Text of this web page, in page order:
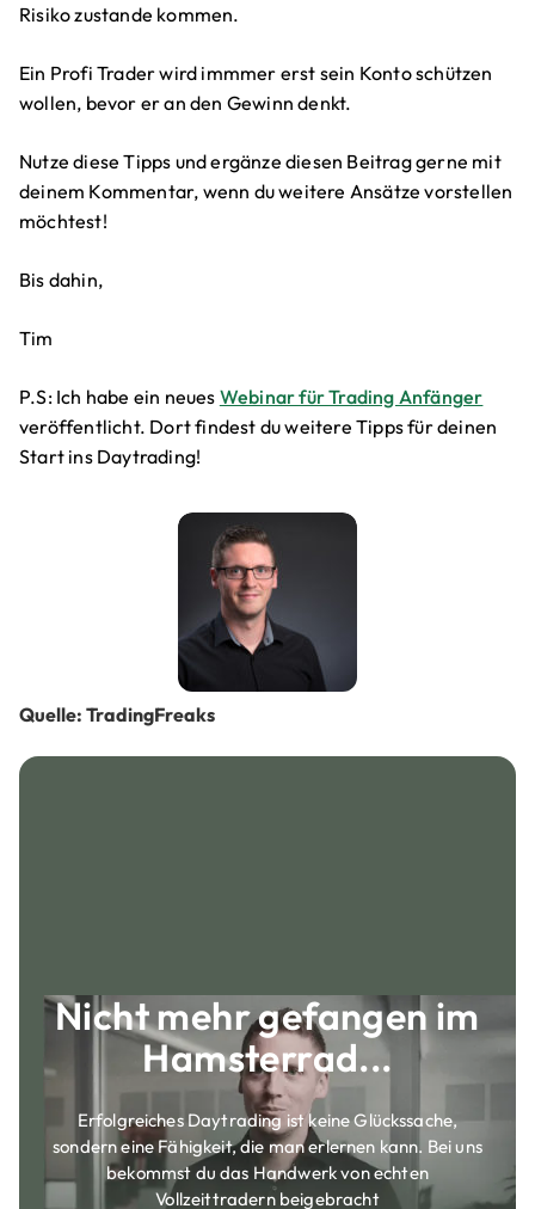
Risiko zustande kommen.
Ein Profi Trader wird immmer erst sein Konto schützen
wollen, bevor er an den Gewinn denkt.
Nutze diese Tipps und ergänze diesen Beitrag gerne mit
deinem Kommentar, wenn du weitere Ansätze vorstellen
möchtest!
Bis dahin,
Tim
P.S: Ich habe ein neues Webinar für Trading Anfänger
veröffentlicht. Dort findest du weitere Tipps für deinen
Start ins Daytrading!
Quelle: TradingFreaks
Nicht mehr gefangen im
Hamsterrad...
Erfolgreiches Daytrading ist keine Glückssache,
sondern eine Fähigkeit, die man erlernen kann. Bei uns
bekommst du das Handwerk von echten
Vollzeittradern beigebracht